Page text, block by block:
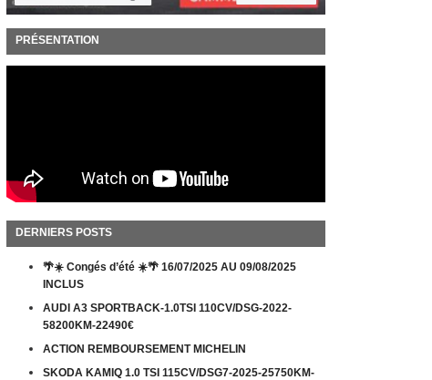
PRÉSENTATION
DERNIERS POSTS
🌴☀️ Congés d’été ☀️🌴 16/07/2025 AU 09/08/2025
INCLUS
AUDI A3 SPORTBACK-1.0TSI 110CV/DSG-2022-
58200KM-22490€
ACTION REMBOURSEMENT MICHELIN
SKODA KAMIQ 1.0 TSI 115CV/DSG7-2025-25750KM-